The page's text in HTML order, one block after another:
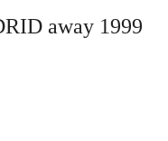
away 1999